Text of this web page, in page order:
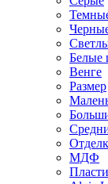
Белые
Венге
Размер
МДФ